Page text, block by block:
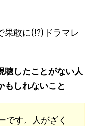
果敢に(!?)ドラマレ
聴したことがない人
もしれないこと
です。人がざく